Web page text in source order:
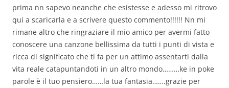
prima nn sapevo neanche che esistesse e adesso mi ritrovo
qui a scaricarla e a scrivere questo commento!!!!!! Nn mi
rimane altro che ringraziare il mio amico per avermi fatto
conoscere una canzone bellissima da tutti i punti di vista e
ricca di significato che ti fa per un attimo assentarti dalla
vita reale catapuntandoti in un altro mondo………ke in poke
parole è il tuo pensiero……la tua fantasia…….grazie per